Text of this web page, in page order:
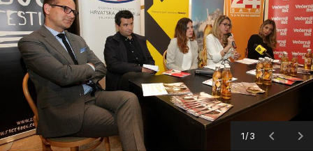
1/3